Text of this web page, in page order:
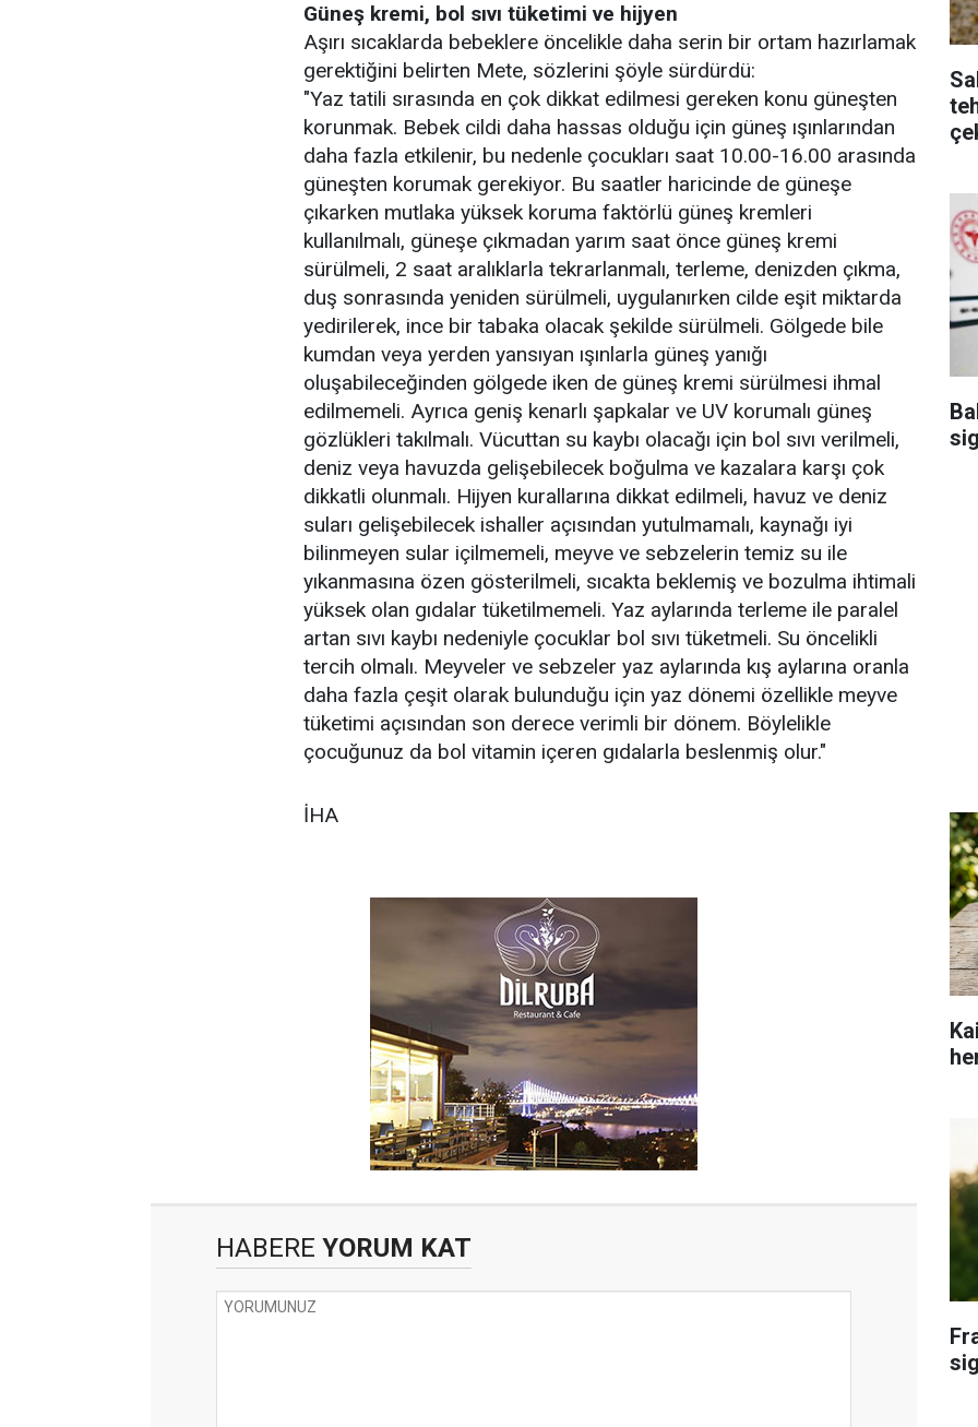
Güneş kremi, bol sıvı tüketimi ve hijyen
Aşırı sıcaklarda bebeklere öncelikle daha serin bir ortam hazırlamak
gerektiğini belirten Mete, sözlerini şöyle sürdürdü:
"Yaz tatili sırasında en çok dikkat edilmesi gereken konu güneşten
korunmak. Bebek cildi daha hassas olduğu için güneş ışınlarından
daha fazla etkilenir, bu nedenle çocukları saat 10.00-16.00 arasında
güneşten korumak gerekiyor. Bu saatler haricinde de güneşe
çıkarken mutlaka yüksek koruma faktörlü güneş kremleri
kullanılmalı, güneşe çıkmadan yarım saat önce güneş kremi
sürülmeli, 2 saat aralıklarla tekrarlanmalı, terleme, denizden çıkma,
duş sonrasında yeniden sürülmeli, uygulanırken cilde eşit miktarda
yedirilerek, ince bir tabaka olacak şekilde sürülmeli. Gölgede bile
kumdan veya yerden yansıyan ışınlarla güneş yanığı
oluşabileceğinden gölgede iken de güneş kremi sürülmesi ihmal
edilmemeli. Ayrıca geniş kenarlı şapkalar ve UV korumalı güneş
gözlükleri takılmalı. Vücuttan su kaybı olacağı için bol sıvı verilmeli,
deniz veya havuzda gelişebilecek boğulma ve kazalara karşı çok
dikkatli olunmalı. Hijyen kurallarına dikkat edilmeli, havuz ve deniz
suları gelişebilecek ishaller açısından yutulmamalı, kaynağı iyi
bilinmeyen sular içilmemeli, meyve ve sebzelerin temiz su ile
yıkanmasına özen gösterilmeli, sıcakta beklemiş ve bozulma ihtimali
yüksek olan gıdalar tüketilmemeli. Yaz aylarında terleme ile paralel
artan sıvı kaybı nedeniyle çocuklar bol sıvı tüketmeli. Su öncelikli
tercih olmalı. Meyveler ve sebzeler yaz aylarında kış aylarına oranla
daha fazla çeşit olarak bulunduğu için yaz dönemi özellikle meyve
tüketimi açısından son derece verimli bir dönem. Böylelikle
çocuğunuz da bol vitamin içeren gıdalarla beslenmiş olur."
İHA
HABERE YORUM KAT